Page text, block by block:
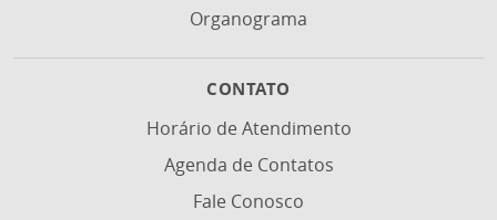
Organograma
CONTATO
Horário de Atendimento
Agenda de Contatos
Fale Conosco